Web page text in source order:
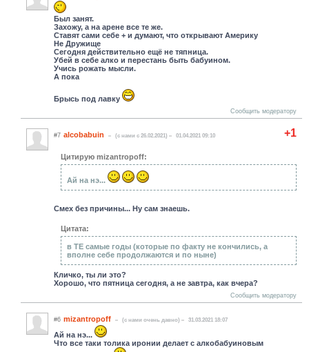
Был занят.
Захожу, а на арене все те же.
Ставят сами себе + и думают, что открывают Америку
Не Дружище
Сегодня действительно ещё не тяпница.
Убей в себе алко и перестань быть бабуином.
Учись рожать мысли.
А пока
Брысь под лавку
Сообщить модератору
+1
#7 alcobabuin (c нами с 26.02.2021) 01.04.2021 09:10
Цитирую mizantropoff:
Ай на нэ...
Смех без причины... Ну сам знаешь.
Цитата:
в ТЕ самые годы (которые по факту не кончились, а
вполне себе продолжаются и по ныне)
Кличко, ты ли это?
Хорошо, что пятница сегодня, а не завтра, как вчера?
Сообщить модератору
#6 mizantropoff (c нами очень давно) 31.03.2021 18:07
Ай на нэ...
Что все таки толика иронии делает с алкобабуиновым